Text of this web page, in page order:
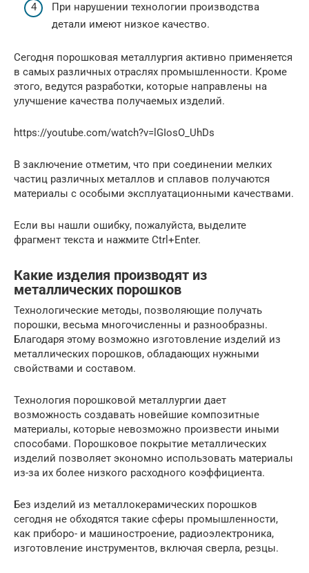
При нарушении технологии производства
детали имеют низкое качество.
Сегодня порошковая металлургия активно применяется
в самых различных отраслях промышленности. Кроме
этого, ведутся разработки, которые направлены на
улучшение качества получаемых изделий.
https://youtube.com/watch?v=lGIosO_UhDs
В заключение отметим, что при соединении мелких
частиц различных металлов и сплавов получаются
материалы с особыми эксплуатационными качествами.
Если вы нашли ошибку, пожалуйста, выделите
фрагмент текста и нажмите Ctrl+Enter.
Какие изделия производят из
металлических порошков
Технологические методы, позволяющие получать
порошки, весьма многочисленны и разнообразны.
Благодаря этому возможно изготовление изделий из
металлических порошков, обладающих нужными
свойствами и составом.
Технология порошковой металлургии дает
возможность создавать новейшие композитные
материалы, которые невозможно произвести иными
способами. Порошковое покрытие металлических
изделий позволяет экономно использовать материалы
из-за их более низкого расходного коэффициента.
Без изделий из металлокерамических порошков
сегодня не обходятся такие сферы промышленности,
как приборо- и машиностроение, радиоэлектроника,
изготовление инструментов, включая сверла, резцы.